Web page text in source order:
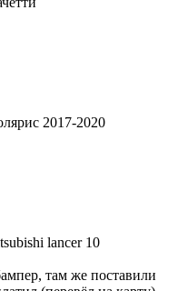
2017-2020
lancer 10
там же поставили